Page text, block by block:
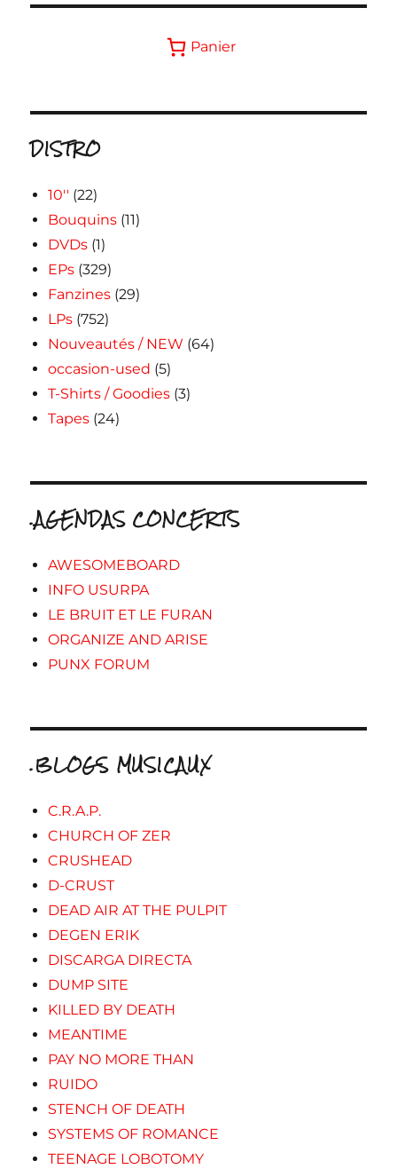
Panier
DISTRO
10'' (22)
Bouquins (11)
DVDs (1)
EPs (329)
Fanzines (29)
LPs (752)
Nouveautés / NEW (64)
occasion-used (5)
T-Shirts / Goodies (3)
Tapes (24)
.AGENDAS CONCERTS
AWESOMEBOARD
INFO USURPA
LE BRUIT ET LE FURAN
ORGANIZE AND ARISE
PUNX FORUM
.BLOGS MUSICAUX
C.R.A.P.
CHURCH OF ZER
CRUSHEAD
D-CRUST
DEAD AIR AT THE PULPIT
DEGEN ERIK
DISCARGA DIRECTA
DUMP SITE
KILLED BY DEATH
MEANTIME
PAY NO MORE THAN
RUIDO
STENCH OF DEATH
SYSTEMS OF ROMANCE
TEENAGE LOBOTOMY